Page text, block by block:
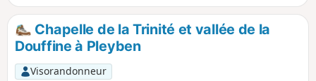
paysages variés et des sites chargés
d'histoire.
Chapelle de la Trinité et vallée de la
Douffine à Pleyben
Visorandonneur